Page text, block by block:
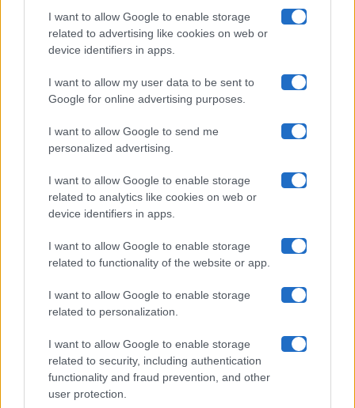
I want to allow Google to enable storage
related to advertising like cookies on web or
device identifiers in apps.
I want to allow my user data to be sent to
Google for online advertising purposes.
I want to allow Google to send me
personalized advertising.
I want to allow Google to enable storage
related to analytics like cookies on web or
device identifiers in apps.
I want to allow Google to enable storage
related to functionality of the website or app.
I want to allow Google to enable storage
related to personalization.
I want to allow Google to enable storage
related to security, including authentication
functionality and fraud prevention, and other
user protection.
Uomini E Donne
Maste S.r.l.
Chi siamo
Collabora con noi
Contatti
Privacy Policy
Cookie Policy